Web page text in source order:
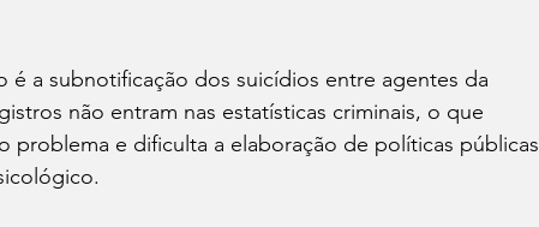
a subnotificação dos suicídios entre agentes da
não entram nas estatísticas criminais, o que
problema e dificulta a elaboração de políticas públicas